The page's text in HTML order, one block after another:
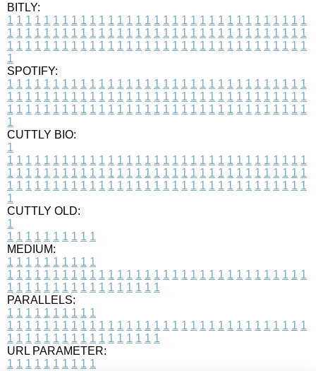
BITLY:
1 1 1 1 1 1 1 1 1 1 1 1 1 1 1 1 1 1 1 1 1 1 1 1 1 1 1 1 1 1 1 1 1
1 1 1 1 1 1 1 1 1 1 1 1 1 1 1 1 1 1 1 1 1 1 1 1 1 1 1 1 1 1 1 1 1
1 1 1 1 1 1 1 1 1 1 1 1 1 1 1 1 1 1 1 1 1 1 1 1 1 1 1 1 1 1 1 1 1
1
SPOTIFY:
1 1 1 1 1 1 1 1 1 1 1 1 1 1 1 1 1 1 1 1 1 1 1 1 1 1 1 1 1 1 1 1 1
1 1 1 1 1 1 1 1 1 1 1 1 1 1 1 1 1 1 1 1 1 1 1 1 1 1 1 1 1 1 1 1 1
1 1 1 1 1 1 1 1 1 1 1 1 1 1 1 1 1 1 1 1 1 1 1 1 1 1 1 1 1 1 1 1 1
1
CUTTLY BIO:
1
1 1 1 1 1 1 1 1 1 1 1 1 1 1 1 1 1 1 1 1 1 1 1 1 1 1 1 1 1 1 1 1 1
1 1 1 1 1 1 1 1 1 1 1 1 1 1 1 1 1 1 1 1 1 1 1 1 1 1 1 1 1 1 1 1 1
1 1 1 1 1 1 1 1 1 1 1 1 1 1 1 1 1 1 1 1 1 1 1 1 1 1 1 1 1 1 1 1 1
1
CUTTLY OLD:
1
1 1 1 1 1 1 1 1 1 1
MEDIUM:
1 1 1 1 1 1 1 1 1 1
1 1 1 1 1 1 1 1 1 1 1 1 1 1 1 1 1 1 1 1 1 1 1 1 1 1 1 1 1 1 1 1 1
1 1 1 1 1 1 1 1 1 1 1 1 1 1 1 1 1
PARALLELS:
1 1 1 1 1 1 1 1 1 1
1 1 1 1 1 1 1 1 1 1 1 1 1 1 1 1 1 1 1 1 1 1 1 1 1 1 1 1 1 1 1 1 1
1 1 1 1 1 1 1 1 1 1 1 1 1 1 1 1 1
URL PARAMETER:
1 1 1 1 1 1 1 1 1 1